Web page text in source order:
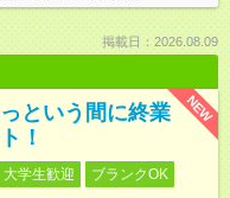
掲載日：2026.08.09
NEW
という間に終業
！
大学生歓迎
ブランクOK